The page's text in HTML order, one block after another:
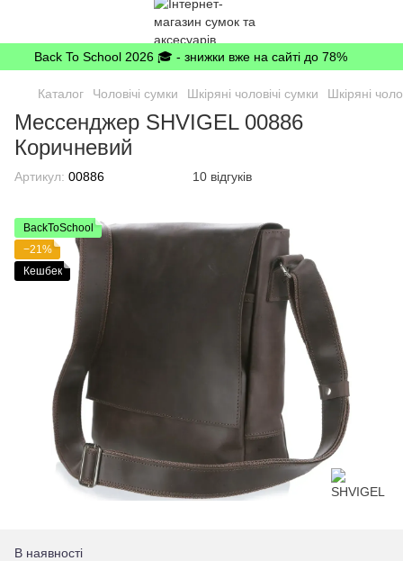
Back To School 2026 🎓 - знижки вже на сайті до 78%
Каталог Чоловічі сумки Шкіряні чоловічі сумки Шкіряні
Мессенджер SHVIGEL 00886
Коричневий
Артикул: 00886 10 відгуків
BackToSchool
−21%
Кешбек
В наявності